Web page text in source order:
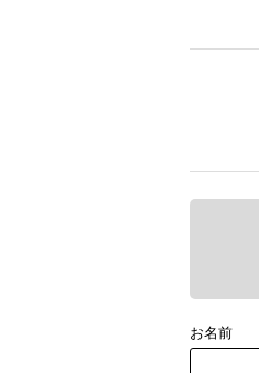
お名前